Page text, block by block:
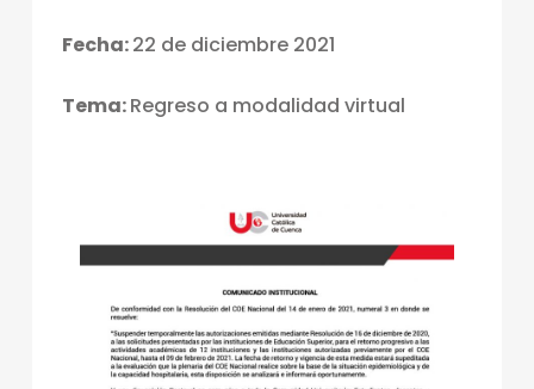
Fecha:22 de diciembre 2021
Tema:Regreso a modalidad virtual